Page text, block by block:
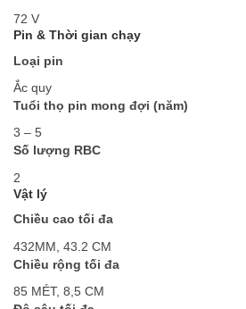
72 V
Pin & Thời gian chạy
Loại pin
Ắc quy
Tuổi thọ pin mong đợi (năm)
3 – 5
Số lượng RBC
2
Vật lý
Chiều cao tối đa
432MM, 43.2 CM
Chiều rộng tối đa
85 MÉT, 8,5 CM